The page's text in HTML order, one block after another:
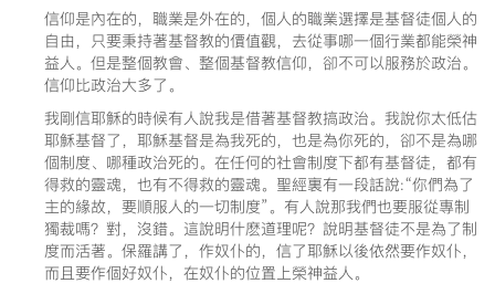
信仰是內在的，職業是外在的，個人的職業選擇是基督徒個人的
自由，只要秉持著基督教的價值觀，去從事哪一個行業都能榮神
益人。但是整個教會、整個基督教信仰，卻不可以服務於政治。
信仰比政治大多了。
我剛信耶穌的時候有人說我是借著基督教搞政治。我說你太低估
耶穌基督了，耶穌基督是為我死的，也是為你死的，卻不是為哪
個制度、哪種政治死的。在任何的社會制度下都有基督徒，都有
得救的靈魂，也有不得救的靈魂。聖經裏有一段話說:“你們為了
主的緣故，要順服人的一切制度”。有人說那我們也要服從專制
獨裁嗎？對，沒錯。這說明什麽道理呢？說明基督徒不是為了制
度而活著。保羅講了，作奴仆的，信了耶穌以後依然要作奴仆，
而且要作個好奴仆，在奴仆的位置上榮神益人。